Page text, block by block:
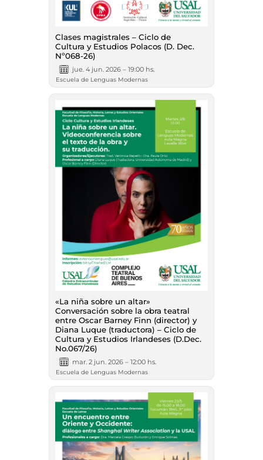
Clases magistrales – Ciclo de
Cultura y Estudios Polacos (D. Dec.
Nº068-26)
jue. 4 jun. 2026 – 19:00 hs.
Escuela de Lenguas Modernas
«La niña sobre un altar»
Conversación sobre la obra teatral
entre Oscar Barney Finn (director) y
Diana Luque (traductora) – Ciclo de
Cultura y Estudios Irlandeses (D.Dec.
No.067/26)
mar. 2 jun. 2026 – 12:00 hs.
Escuela de Lenguas Modernas